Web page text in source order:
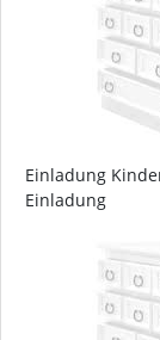
Einladung
Einladung